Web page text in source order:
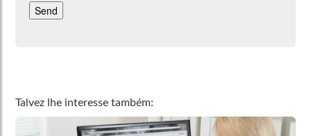
Talvez lhe interesse também: